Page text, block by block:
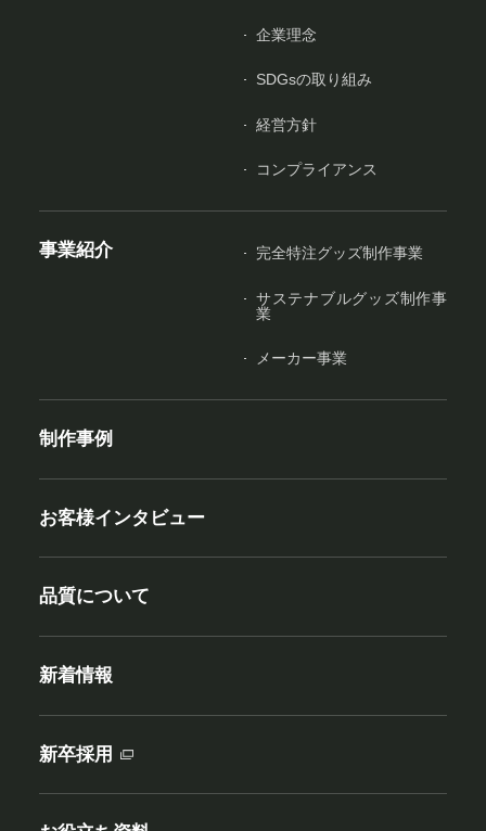
企業理念
SDGsの取り組み
経営方針
コンプライアンス
事業紹介 完全特注グッズ制作事業
サステナブルグッズ制作事
業
メーカー事業
制作事例
お客様インタビュー
品質について
新着情報
新卒採用